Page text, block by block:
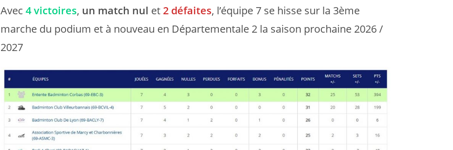
Avec 4 victoires, un match nul et2 défaites, l’équipe 7 se hisse sur la 3ème
marche du podium et à nouveau en Départementale 2 la saison prochaine 2026 /
2027